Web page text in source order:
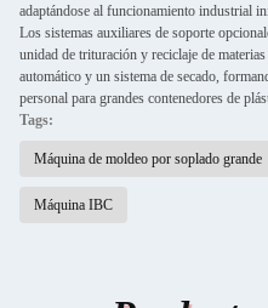
adaptándose al funcionamiento industrial
Los sistemas auxiliares de soporte
unidad de trituración y reciclaje de
automático y un sistema de secado,
personal para grandes contenedores de
Tags:
Máquina de moldeo por soplado grande
Máquina IBC